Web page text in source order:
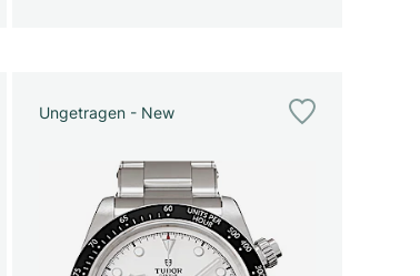
Ungetragen - New